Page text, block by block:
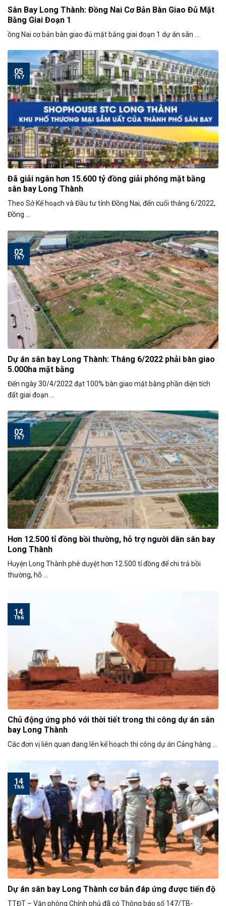
Sân Bay Long Thành: Đồng Nai Cơ Bản Bàn Giao Đủ Mặt
Bằng Giai Đoạn 1
ồng Nai cơ bản bàn giao đủ mặt bằng giai đoạn 1 dự án sân ...
Đã giải ngân hơn 15.600 tỷ đồng giải phóng mặt bằng
sân bay Long Thành
Theo Sở Kế hoạch và Đầu tư tỉnh Đồng Nai, đến cuối tháng 6/2022,
Đồng ...
05
Th7
Dự án sân bay Long Thành: Tháng 6/2022 phải bàn giao
5.000ha mặt bằng
Đến ngày 30/4/2022 đạt 100% bàn giao mặt bằng phần diện tích
đất giai đoạn ...
02
Th7
Hơn 12.500 tỉ đồng bồi thường, hỗ trợ người dân sân bay
Long Thành
Huyện Long Thành phê duyệt hơn 12.500 tỉ đồng để chi trả bồi
thường, hỗ ...
02
Th7
Chủ động ứng phó với thời tiết trong thi công dự án sân
bay Long Thành
​Các đơn vị liên quan đang lên kế hoạch thi công dự án Cảng hàng ...
14
Th6
Dự án sân bay Long Thành cơ bản đáp ứng được tiến độ
TTĐT – Văn phòng Chính phủ đã có Thông báo số 147/TB-
14
Th6